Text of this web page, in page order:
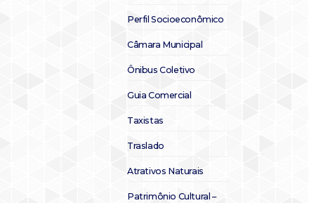
Perfil Socioeconômico
Câmara Municipal
Ônibus Coletivo
Guia Comercial
Taxistas
Traslado
Atrativos Naturais
Patrimônio Cultural –